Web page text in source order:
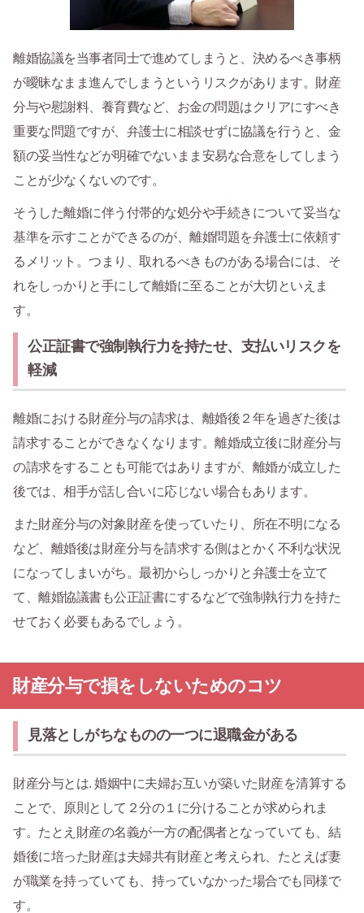
離婚協議を当事者同士で進めてしまうと、決めるべき事柄
が曖昧なまま進んでしまうというリスクがあります。財産
分与や慰謝料、養育費など、お金の問題はクリアにすべき
重要な問題ですが、弁護士に相談せずに協議を行うと、金
額の妥当性などが明確でないまま安易な合意をしてしまう
ことが少なくないのです。
そうした離婚に伴う付帯的な処分や手続きについて妥当な
基準を示すことができるのが、離婚問題を弁護士に依頼す
るメリット。つまり、取れるべきものがある場合には、そ
れをしっかりと手にして離婚に至ることが大切といえま
す。
公正証書で強制執行力を持たせ、支払いリスクを
軽減
離婚における財産分与の請求は、離婚後２年を過ぎた後は
請求することができなくなります。離婚成立後に財産分与
の請求をすることも可能ではありますが、離婚が成立した
後では、相手が話し合いに応じない場合もあります。
また財産分与の対象財産を使っていたり、所在不明になる
など、離婚後は財産分与を請求する側はとかく不利な状況
になってしまいがち。最初からしっかりと弁護士を立て
て、離婚協議書も公正証書にするなどで強制執行力を持た
せておく必要もあるでしょう。
財産分与で損をしないためのコツ
見落としがちなものの一つに退職金がある
財産分与とは. 婚姻中に夫婦お互いが築いた財産を清算する
ことで、原則として２分の１に分けることが求められま
す。たとえ財産の名義が一方の配偶者となっていても、結
婚後に培った財産は夫婦共有財産と考えられ、たとえば妻
が職業を持っていても、持っていなかった場合でも同様で
す。